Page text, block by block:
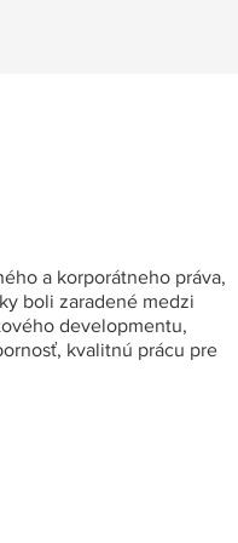
a korporátneho práva,
boli zaradené medzi
developmentu,
kvalitnú prácu pre